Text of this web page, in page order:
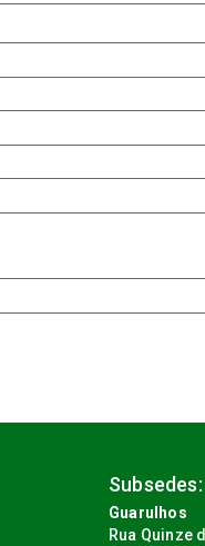
Subsedes:
Guarulhos
Rua Quinze